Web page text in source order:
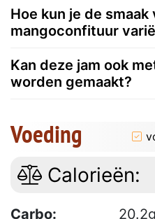
Hoe kun je de smaak
mangoconfituur
Kan deze jam ook
worden gemaakt?
Voeding
Calorieën:
Carbo: 20.2g